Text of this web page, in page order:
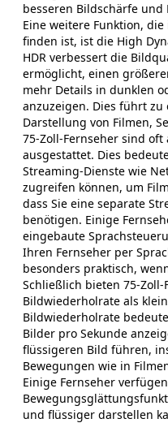
besseren Bildschärfe
Eine weitere Funktion,
finden ist, ist die High
HDR verbessert die
ermöglicht, einen
mehr Details in dunklen
anzuzeigen. Dies führt
Darstellung von Filmen,
75-Zoll-Fernseher sind oft
ausgestattet. Dies
Streaming-Dienste wie
zugreifen können, um
dass Sie eine separate
benötigen. Einige
eingebaute
Ihren Fernseher per
besonders praktisch,
Schließlich bieten 75-
Bildwiederholrate als
Bildwiederholrate
Bilder pro Sekunde
flüssigeren Bild führen,
Bewegungen wie in
Einige Fernseher
und flüssiger darstellen